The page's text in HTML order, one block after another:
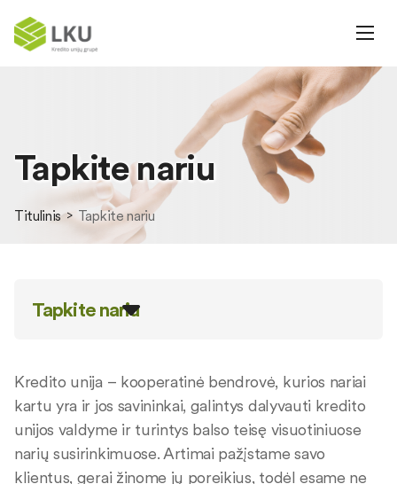
Tapkite nariu
Titulinis Tapkite nariu
Tapkite nariu
Kredito unija – kooperatinė bendrovė, kurios nariai
kartu yra ir jos savininkai, galintys dalyvauti kredito
unijos valdyme ir turintys balso teisę visuotiniuose
narių susirinkimuose. Artimai pažįstame savo
klientus, gerai žinome jų poreikius, todėl esame ne